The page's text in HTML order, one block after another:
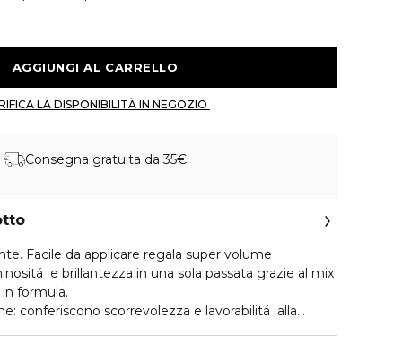
Consegna gratuita da 35€
applicare regala super volume
formula.
conferiscono scorrevolezza e lavorabilitá alla